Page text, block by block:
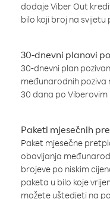
dodaje Viber Out
bilo koji broj na
30-dnevni planovi
30-dnevni plan
međunarodnih poziva
30 dana po Viberovim
Paketi mjesečnih
Paket mjesečne
obavljanja
brojeve po niskim
paketa u bilo koje
možete uštedjeti na